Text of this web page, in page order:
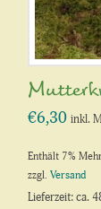
€6,30 inkl.
Enthält 7%
zzgl.Versand
Lieferzeit: ca.